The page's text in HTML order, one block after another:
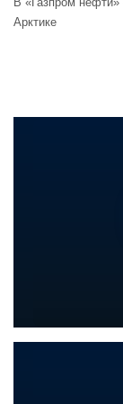
Арктике